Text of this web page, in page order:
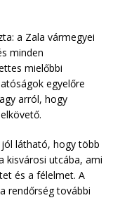
a Zala vármegyei
minden
mielőbbi
egyelőre
arról, hogy
látható, hogy több
kisvárosi utcába, ami
és a félelmet. A
rendőrség további